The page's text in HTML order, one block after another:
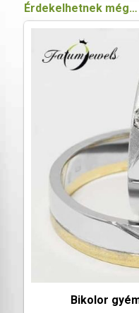
Érdekelhetnek még…
Bikolor